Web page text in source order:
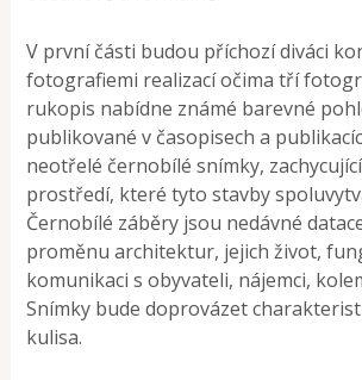
V první části budou příchozí diváci
fotografiemi realizací očima tří
rukopis nabídne známé barevné
publikované v časopisech a
neotřelé černobílé snímky,
prostředí, které tyto stavby
Černobílé záběry jsou nedávné
proměnu architektur, jejich život,
komunikaci s obyvateli, nájemci,
Snímky bude doprovázet
kulisa.